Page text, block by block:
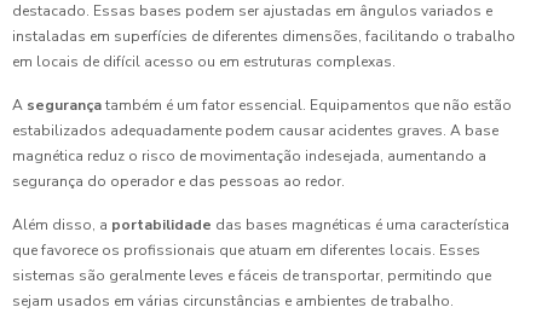
destacado. Essas bases podem ser ajustadas em ângulos variados e
instaladas em superfícies de diferentes dimensões, facilitando o trabalho
em locais de difícil acesso ou em estruturas complexas.
A segurançatambém é um fator essencial. Equipamentos que não estão
estabilizados adequadamente podem causar acidentes graves. A base
magnética reduz o risco de movimentação indesejada, aumentando a
segurança do operador e das pessoas ao redor.
Além disso, a portabilidade das bases magnéticas é uma característica
que favorece os profissionais que atuam em diferentes locais. Esses
sistemas são geralmente leves e fáceis de transportar, permitindo que
sejam usados em várias circunstâncias e ambientes de trabalho.